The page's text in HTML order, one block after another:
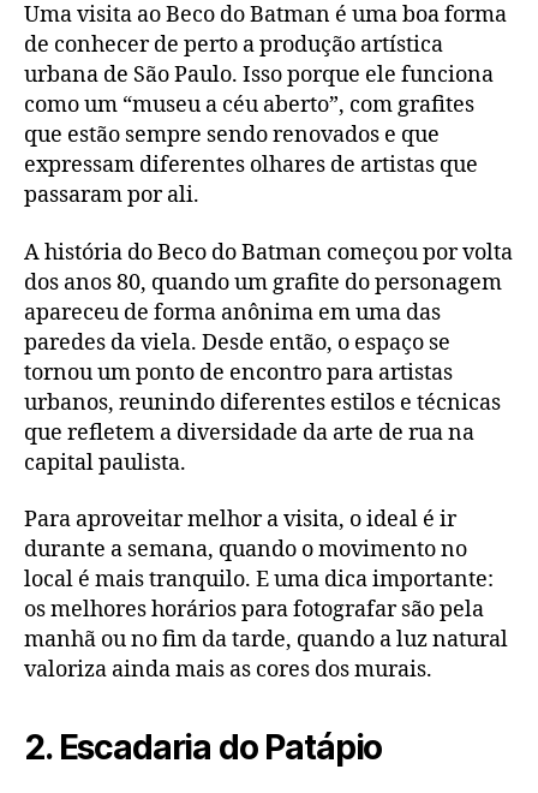
Uma visita ao Beco do Batman é uma boa forma
de conhecer de perto a produção artística
urbana de São Paulo. Isso porque ele funciona
como um “museu a céu aberto”, com grafites
que estão sempre sendo renovados e que
expressam diferentes olhares de artistas que
passaram por ali.
A história do Beco do Batman começou por volta
dos anos 80, quando um grafite do personagem
apareceu de forma anônima em uma das
paredes da viela. Desde então, o espaço se
tornou um ponto de encontro para artistas
urbanos, reunindo diferentes estilos e técnicas
que refletem a diversidade da arte de rua na
capital paulista.
Para aproveitar melhor a visita, o ideal é ir
durante a semana, quando o movimento no
local é mais tranquilo. E uma dica importante:
os melhores horários para fotografar são pela
manhã ou no fim da tarde, quando a luz natural
valoriza ainda mais as cores dos murais.
2. Escadaria do Patápio